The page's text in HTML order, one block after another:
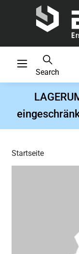
Search
Startseite